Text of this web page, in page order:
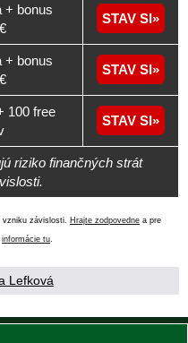
+ bonus
STAV SI
+ bonus
STAV SI
100 free
STAV SI
riziko finančných strát
závislosti. Hrajte zodpovedne a pre
informácie tu
Lefková